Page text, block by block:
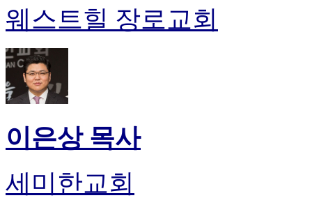
웨스트힐 장로교회
이은상 목사
세미한교회